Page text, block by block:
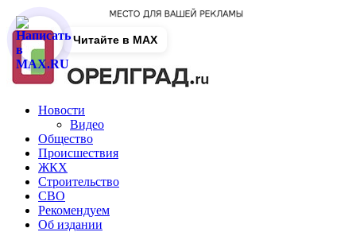
Новости
Видео
Общество
Происшествия
ЖКХ
Строительство
СВО
Рекомендуем
Об издании
Читайте в MAX